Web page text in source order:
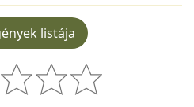
listája